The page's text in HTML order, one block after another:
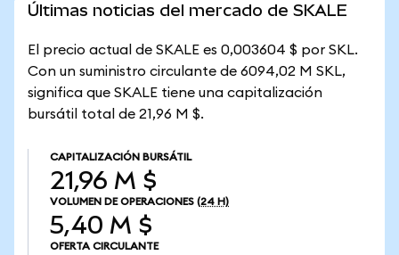
Últimas noticias del mercado de SKALE
El precio actual de SKALE es 0,003604 $ por SKL.
Con un suministro circulante de 6094,02 M SKL,
significa que SKALE tiene una capitalización
bursátil total de 21,96 M $.
CAPITALIZACIÓN BURSÁTIL
21,96 M $
VOLUMEN DE OPERACIONES (24 H)
5,40 M $
OFERTA CIRCULANTE